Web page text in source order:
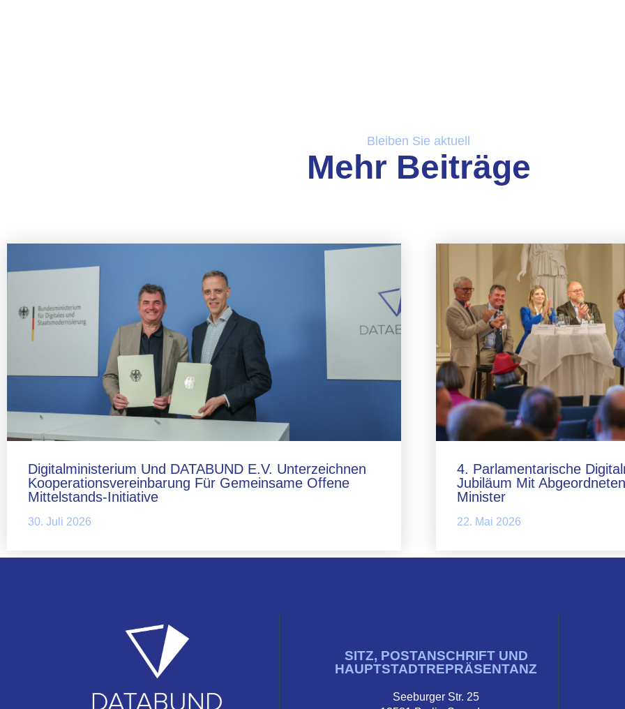
Bleiben Sie aktuell
Mehr Beiträge
Digitalministerium Und DATABUND E.V. Unterzeichnen
Kooperationsvereinbarung Für Gemeinsame Offene
Mittelstands-Initiative
30. Juli 2026
4. Parlamentarische
Jubiläum Mit
Minister
22. Mai 2026
SITZ, POSTANSCHRIFT UND
HAUPTSTADTREPRÄSENTANZ
Seeburger Str. 25